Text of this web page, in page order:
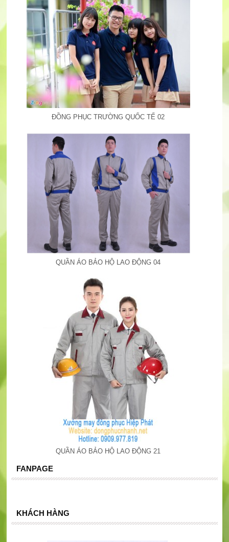
ĐỒNG PHỤC TRƯỜNG QUỐC TẾ 02
QUẦN ÁO BẢO HỘ LAO ĐỘNG 04
QUẦN ÁO BẢO HỘ LAO ĐỘNG 21
FANPAGE
KHÁCH HÀNG